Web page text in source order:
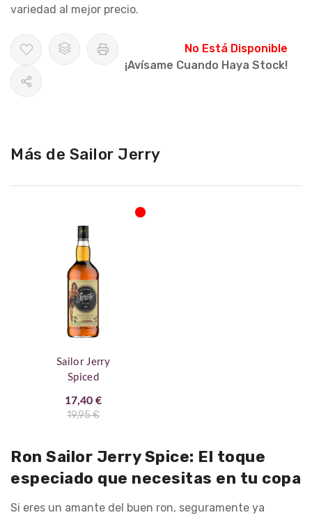
variedad al mejor precio.
No Está Disponible
¡Avísame Cuando Haya Stock!
Más de Sailor Jerry
Sailor Jerry
Spiced
17,40 €
19,95 €
Ron Sailor Jerry Spice: El toque
especiado que necesitas en tu copa
Si eres un amante del buen ron, seguramente ya